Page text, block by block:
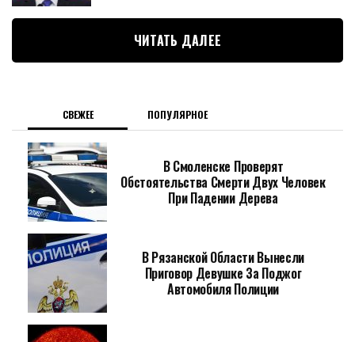
ЧИТАТЬ ДАЛЕЕ
СВЕЖЕЕ ПОПУЛЯРНОЕ
В Смоленске Проверят
Обстоятельства Смерти Двух Человек
При Падении Дерева
В Рязанской Области Вынесли
Приговор Девушке За Поджог
Автомобиля Полиции